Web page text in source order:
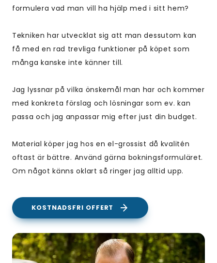
formulera vad man vill ha hjälp med i sitt hem?
Tekniken har utvecklat sig att man dessutom kan
få med en rad trevliga funktioner på köpet som
många kanske inte känner till.
Jag lyssnar på vilka önskemål man har och kommer
med konkreta förslag och lösningar som ev. kan
passa och jag anpassar mig efter just din budget.
Material köper jag hos en el-grossist då kvalitén
oftast är bättre. Använd gärna bokningsformuläret.
Om något känns oklart så ringer jag alltid upp.
KOSTNADSFRI OFFERT